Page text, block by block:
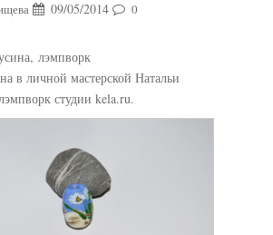
09/05/2014 0
лэмпворк
в личной мастерской Натальи
студии kela.ru.